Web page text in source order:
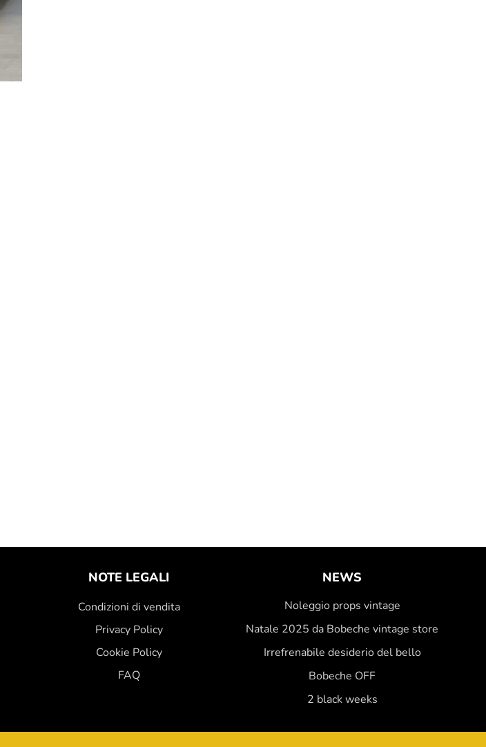
NOTE LEGALI
Condizioni di vendita
Privacy Policy
Cookie Policy
FAQ
NEWS
Noleggio props vintage
Natale 2025 da Bobeche vintage store
Irrefrenabile desiderio del bello
Bobeche OFF
2 black weeks